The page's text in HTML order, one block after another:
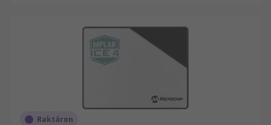
Raktáron